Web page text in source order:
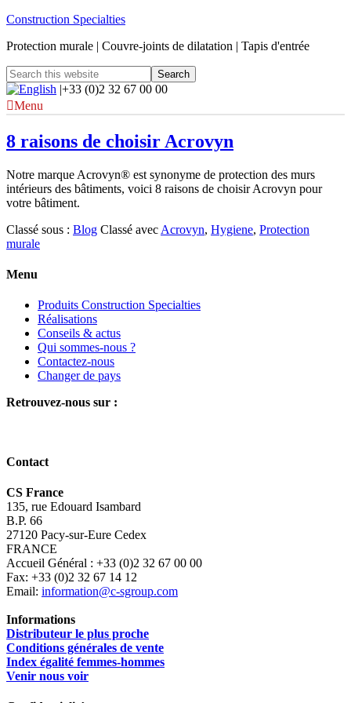
Construction Specialties
Protection murale | Couvre-joints de dilatation | Tapis d'entrée
|+33 (0)2 32 67 00 00
Menu
8 raisons de choisir Acrovyn
Notre marque Acrovyn® est synonyme de protection des murs
intérieurs des bâtiments, voici 8 raisons de choisir Acrovyn pour
votre bâtiment.
Classé sous : Blog Classé avec Acrovyn, Hygiene, Protection
murale
Menu
Produits Construction Specialties
Réalisations
Conseils & actus
Qui sommes-nous ?
Contactez-nous
Changer de pays
Retrouvez-nous sur :
Contact
CS France
135, rue Edouard Isambard
B.P. 66
27120 Pacy-sur-Eure Cedex
FRANCE
Accueil Général : +33 (0)2 32 67 00 00
Fax: +33 (0)2 32 67 14 12
Email: information@c-sgroup.com
Informations
Distributeur le plus proche
Conditions générales de vente
Index égalité femmes-hommes
Venir nous voir